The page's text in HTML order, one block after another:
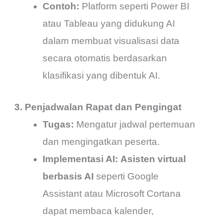
Contoh: Platform seperti Power BI
atau Tableau yang didukung AI
dalam membuat visualisasi data
secara otomatis berdasarkan
klasifikasi yang dibentuk AI.
3. Penjadwalan Rapat dan Pengingat
Tugas: Mengatur jadwal pertemuan
dan mengingatkan peserta.
Implementasi AI: Asisten virtual
berbasis AI seperti Google
Assistant atau Microsoft Cortana
dapat membaca kalender,